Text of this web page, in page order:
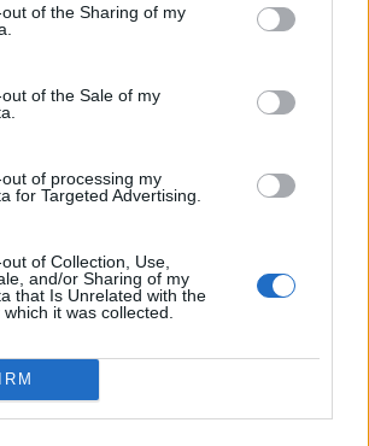
of the Sharing of my
of the Sale of my
of processing my
for Targeted Advertising.
of Collection, Use,
and/or Sharing of my
that Is Unrelated with the
it was collected.
работата на въглищна